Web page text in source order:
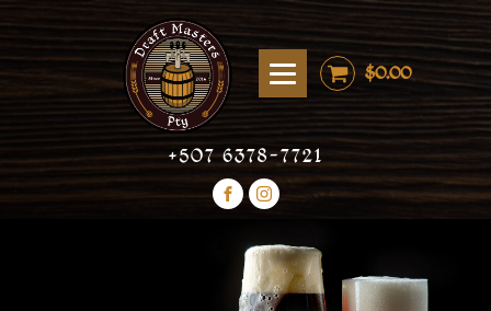
$0.00
+507 6378-7721